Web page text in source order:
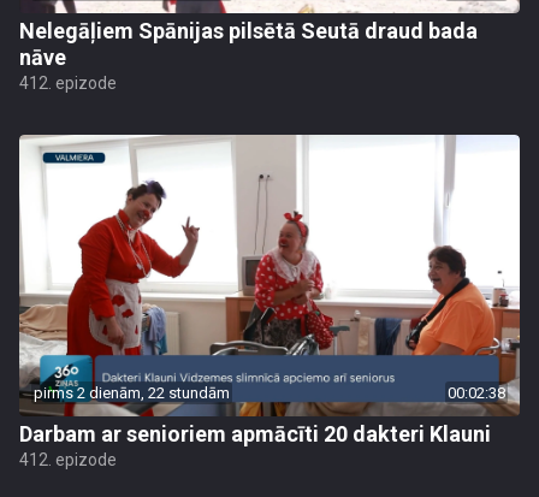
Nelegāļiem Spānijas pilsētā Seutā draud bada
nāve
412. epizode
pirms 2 dienām, 22 stundām 00:02:38
Darbam ar senioriem apmācīti 20 dakteri Klauni
412. epizode